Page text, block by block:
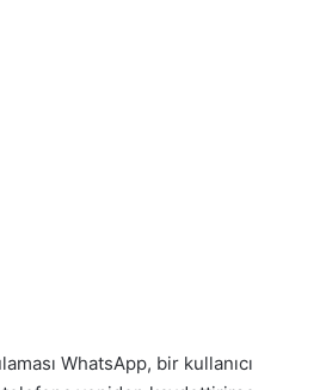
WhatsApp, bir kullanıcı